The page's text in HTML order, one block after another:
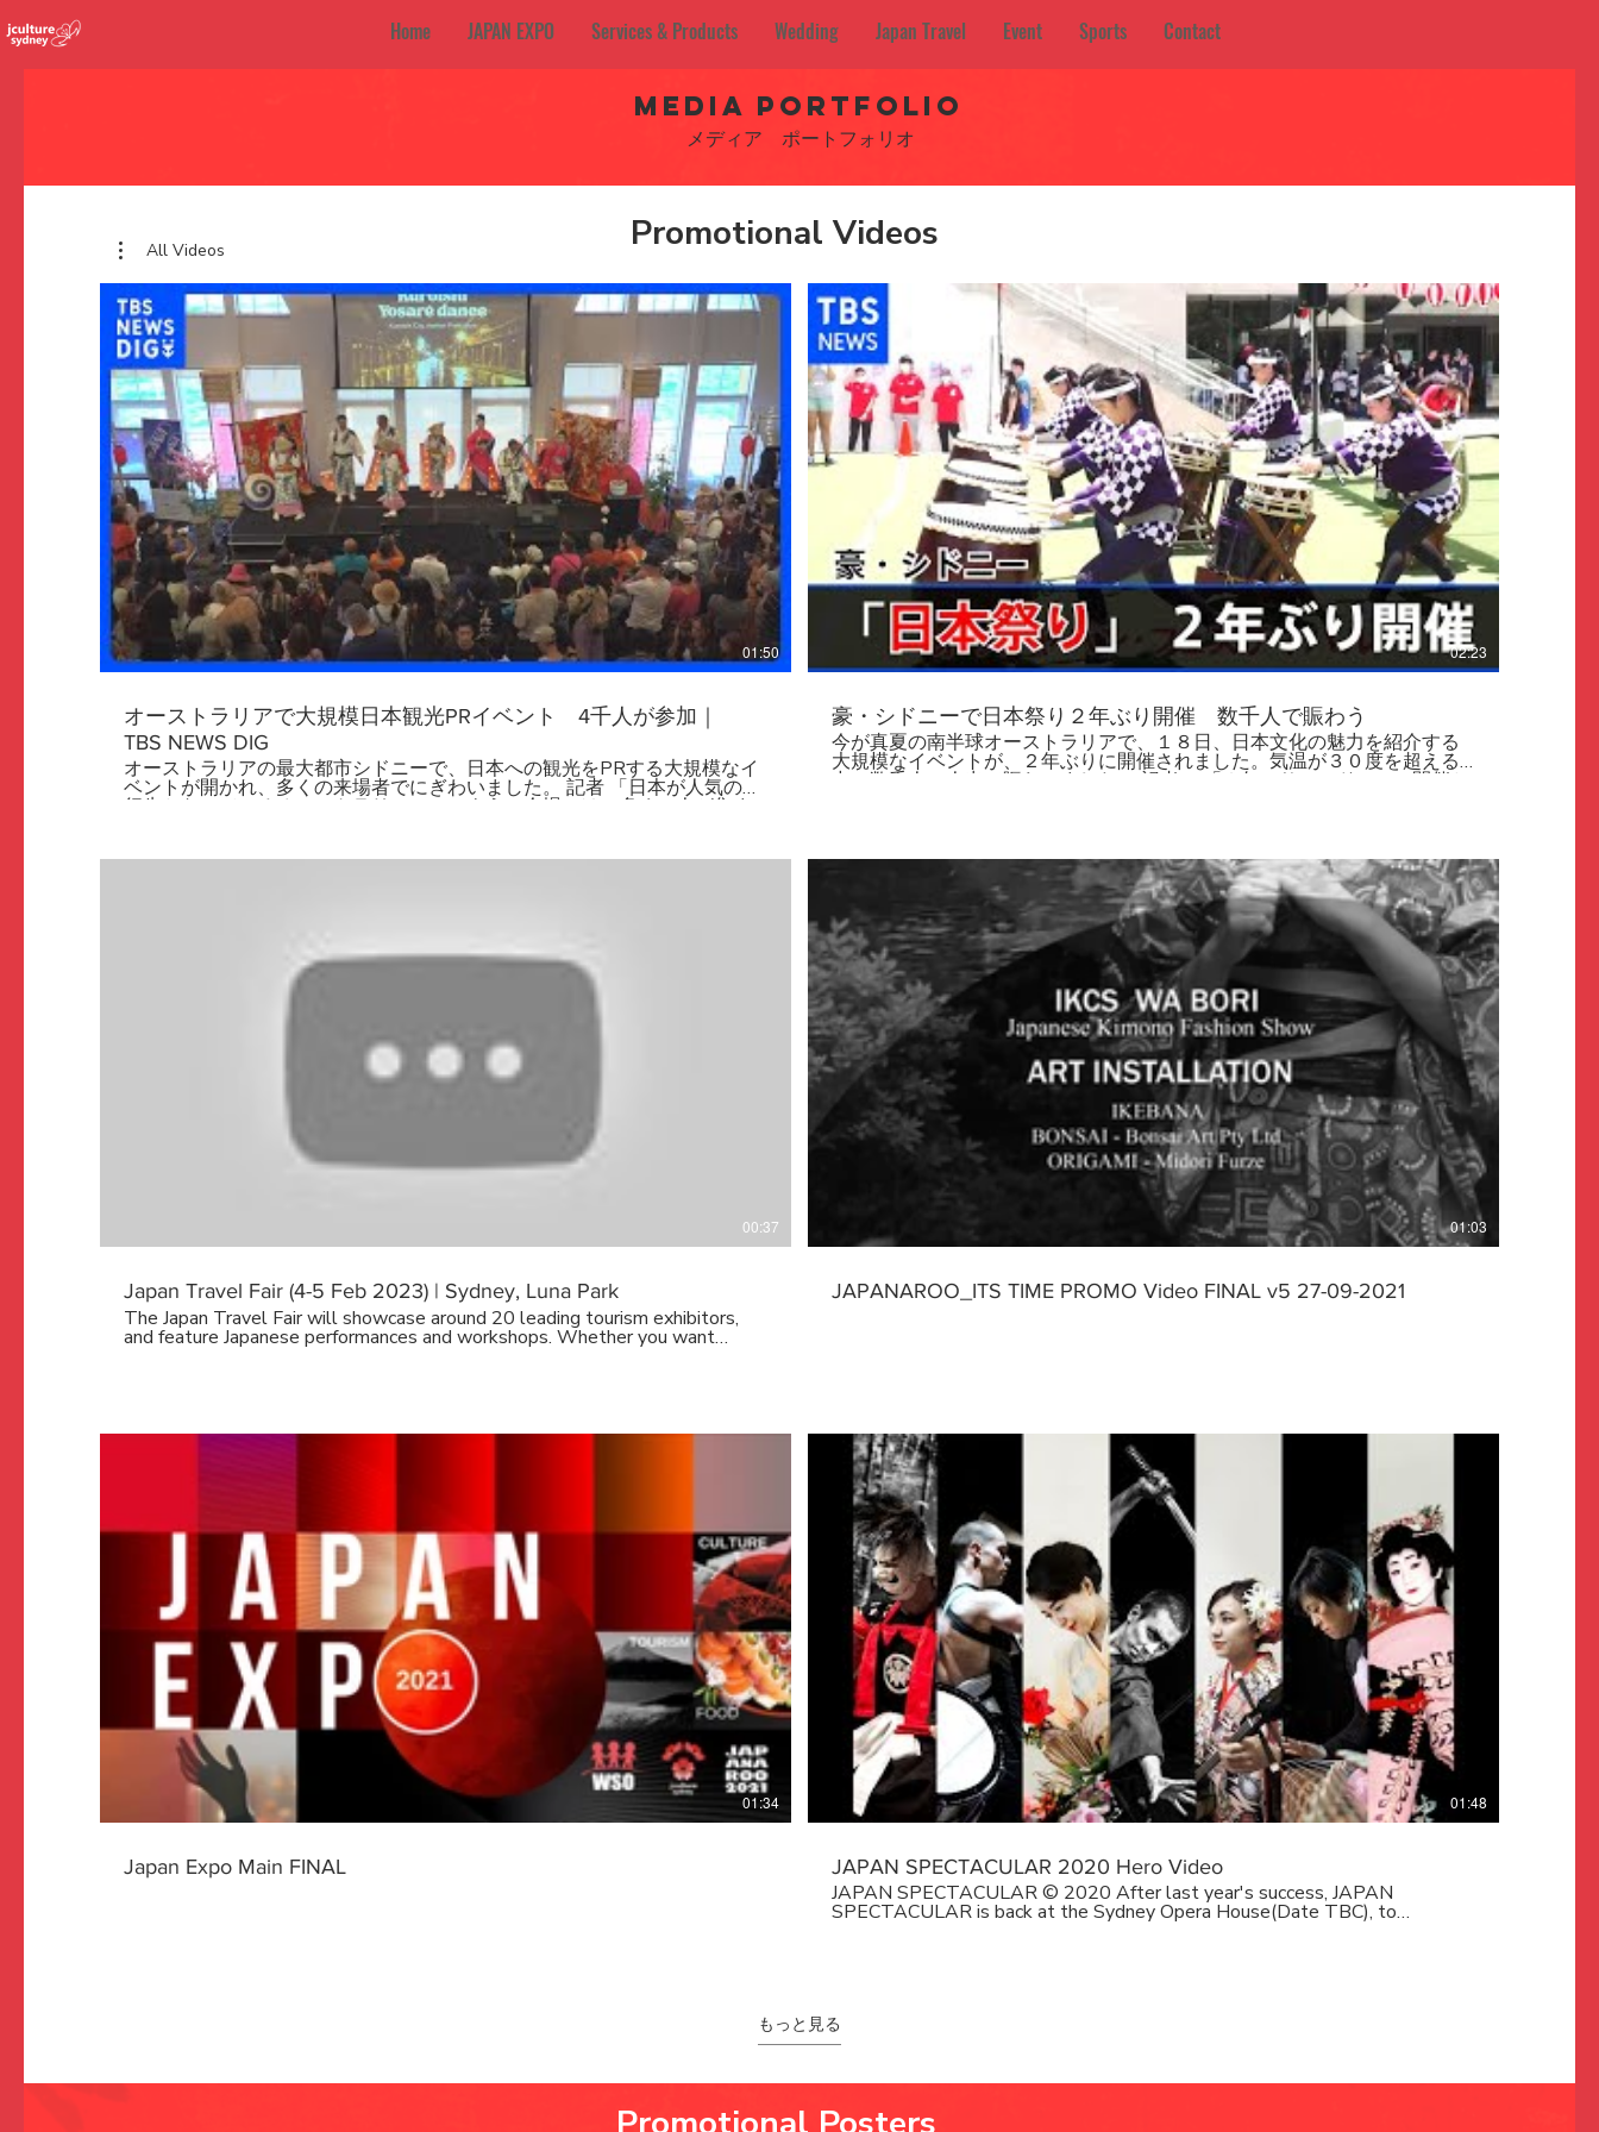
Home JAPAN EXPO Services & Products Wedding Japan Travel Event Sports Contact
MEDIA Portfolio
メディア ​ポートフォリオ
All Videos
01:50
オーストラリアで大規模日本観光PRイベント 4千人が参加｜
TBS NEWS DIG
オーストラリアの最大都市シドニーで、日本への観光をPRする大規模なイ
ベントが開かれ、多くの来場者でにぎわいました。 記者 「日本が人気の旅
行先となっているオーストラリア。このように会場には、多くの人が集ま
場に詰めかけました。 来場者 「3月に日本へ行き、富士急（ハイランド）
豪”、特にオーストラリアの方には力を入れてプロモート活動をしていきた
いと思っています」 日本政府観光局（JNTO）シドニー事務所 田中陽子 所
長 「スキーだけではなくて、いろんな地域、いろんなシーズンを通して日
本の魅力を伝えていきたいと思っています」 德田修一 在シドニー日本総
れるという相乗効果があって、ここまで来ているんじゃないかと思いま
方の観光スポットへ積極的に誘致していきたいとしています。
▼TBS NEWS DIG 公式サイト https://newsdig.tbs.co.jp/ ▼チャンネル登
「TBSスクープ投稿」 https://www.tbs.co.jp/news_sp/toukou.html
02:23
豪・シドニーで日本祭り２年ぶり開催 数千人で賑わう
今が真夏の南半球オーストラリアで、１８日、日本文化の魅力を紹介する
大規模なイベントが、２年ぶりに開催されました。気温が３０度を超える
中、数千人の人出で賑わいました。 記者 「２年ぶりにシドニーで開催と
える炎天下の中、日本への旅行を計画している地元市民ら数千人の人出で
賑わいました。 会場となった野外ショッピングモールには、日本食や日本
の文化を体験できる屋台などが並びました。 来場客 「初めてここに来た
けど、いろいろ体験できて素晴らしいわ」 「（日本で）ディズニーラン
ドに行きたい」 ウィロビー市 ゲイル・ギドニー市長 「海外渡航できるよ
うになり、日本への渡航が解禁されれば、実際にこのような祭りを日本で
楽しめます」 オーストラリアでは、新型コロナの感染者数が再び増える
傾向にありますが、ワクチン接種が進んでいることから、今月１５日、お
よそ１年９か月ぶりに日本人の入国を再開するなど、引き続き規制緩和を
進めています。 山上信吾駐豪日本大使 「長いロックダウンの期間を経て
いるだけに、外でお祭りのできる喜びはひとしおだなと感じますね」 一
方、前日の１７日には、シドニー市内で日本の食や旅行を紹介する「ジャ
パン・エキスポ」も開催されました。 記者 「シドニー市内にある会場で
す。日本各地のＰＲブースも出展されています」 これは、コロナ後を見
据え、日本への関心を高めるために、官民の各団体が協力して開いたもの
で、会場では折り紙や生け花などの展示のほか、日本酒や日本産ワインの
試飲も行われました。 来場者 「来年、日本に行きたいので、ここに来ま
が日本を訪れており、旅行業界などは、今後の需要回復に期待を寄せてい
ます。 （19日07:21） ▼TBS NEWS 公式サイト
https://news.tbs.co.jp/index.html ▼TBS NEWS 公式SNS ◇Twitter
◇TikTok https://www.tiktok.com/@tbsnews?lang=ja ◇instagram
00:37
Japan Travel Fair (4-5 Feb 2023) | Sydney, Luna Park
The Japan Travel Fair will showcase around 20 leading tourism exhibitors,
and feature Japanese performances and workshops. Whether you want
family fun or a solo adventure, it’s the perfect time to start planning your
01:03
JAPANAROO_ITS TIME PROMO Video FINAL v5 27-09-2021
01:34
Japan Expo Main FINAL
01:48
JAPAN SPECTACULAR 2020 Hero Video
JAPAN SPECTACULAR © 2020 After last year's success, JAPAN
SPECTACULAR is back at the Sydney Opera House(Date TBC), to
Director) Kerryn Joyce Sophia Ang Ryuji Hamada Sophie Unsen Claudia
Wherry Hirotaka Ran | Taikoz Young Artist - Taikoz acknowledges the
Arai Aiho Itsuki Riho Harada IKEBANA Yoshimi Tada Yoriko Macklin Yasuko
Hirogiku Nishikawa OKINAWA SANCHIN & MUSIC MION & "ICHIMADIN"
もっと見る
​Promotional Videos